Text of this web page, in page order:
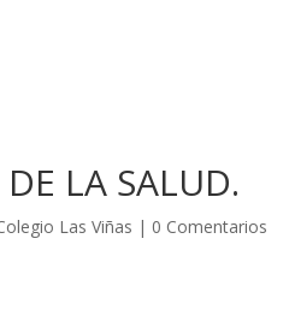
LA SALUD.
Las Viñas | 0 Comentarios